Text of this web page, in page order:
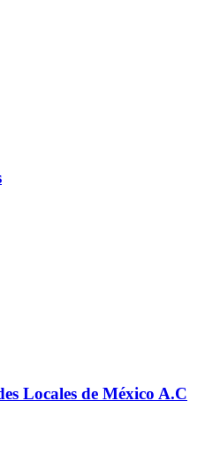
Locales de México A.C